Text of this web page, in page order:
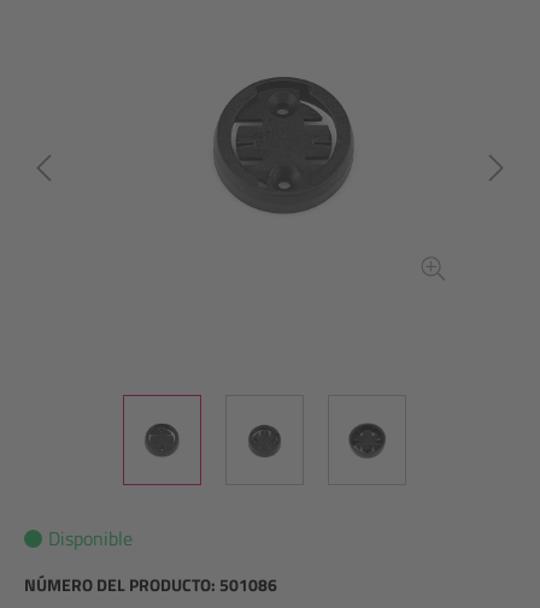
Disponible
NÚMERO DEL PRODUCTO: 501086